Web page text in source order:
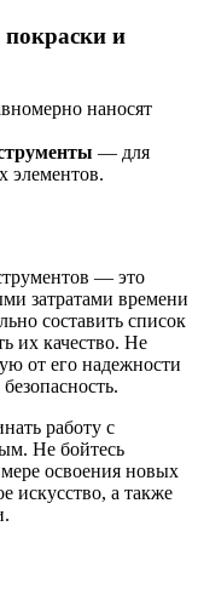
покраски и
наносят
— для
элементов.
— это
затратами времени
составить список
их качество. Не
от его надежности
работу с
Не бойтесь
освоения новых
искусство, а также